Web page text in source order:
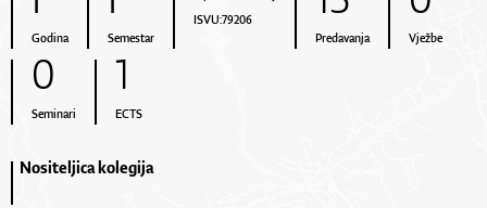
Godina Semestar
ISVU:79206
Predavanja Vježbe
0
Seminari
1
ECTS
Nositeljica kolegija